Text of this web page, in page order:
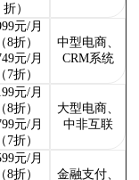
折）
元/月
（8折）
元/月
（7折）
中型电商、
CRM系统
元/月
（8折）
元/月
（7折）
大型电商、
中非互联
元/月
（8折）
金融支付、